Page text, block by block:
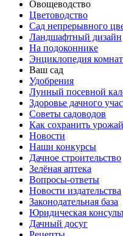
Овощеводство
Цветоводство
Сад непрерывного
Ландшафтный дизайн
На подоконнике
Энциклопедия
Ваш сад
Удобрения
Лунный посевной
Здоровье дачного
Советы садоводов
Как сохранить урожай
Новости
Наши конкурсы
Дачное строительство
Зелёная аптека
Вопросы-ответы
Новости издательства
Законодательная база
Юридическая
Дачный досуг